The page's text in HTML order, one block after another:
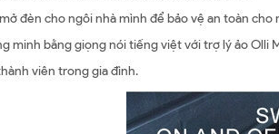
đèn cho ngôi nhà mình để bảo vệ an toàn
minh bằng giọng nói tiếng việt với trợ lý ảo Olli
viên trong gia đình.